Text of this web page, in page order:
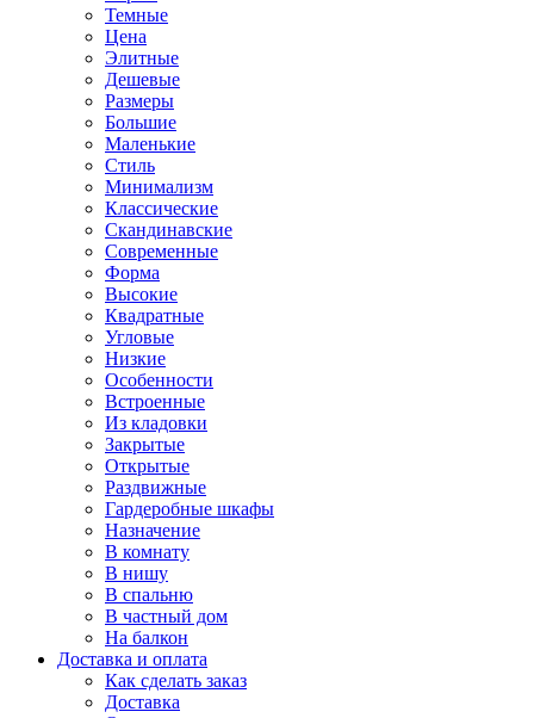
Темные
Цена
Элитные
Дешевые
Размеры
Большие
Маленькие
Стиль
Минимализм
Классические
Скандинавские
Современные
Форма
Высокие
Квадратные
Угловые
Низкие
Особенности
Встроенные
Из кладовки
Закрытые
Открытые
Раздвижные
Гардеробные шкафы
Назначение
В комнату
В нишу
В спальню
В частный дом
На балкон
Доставка и оплата
Как сделать заказ
Доставка